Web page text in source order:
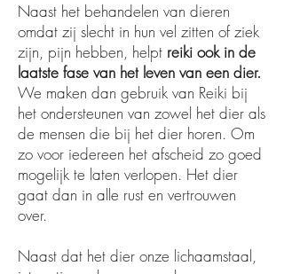
Naast het behandelen van dieren
omdat zij slecht in hun vel zitten of ziek
zijn, pijn hebben, helpt reiki ook in de
laatste fase van het leven van een dier.
We maken dan gebruik van Reiki bij
het ondersteunen van zowel het dier als
de mensen die bij het dier horen. Om
zo voor iedereen het afscheid zo goed
mogelijk te laten verlopen. Het dier
gaat dan in alle rust en vertrouwen
over.
Naast dat het dier onze lichaamstaal,